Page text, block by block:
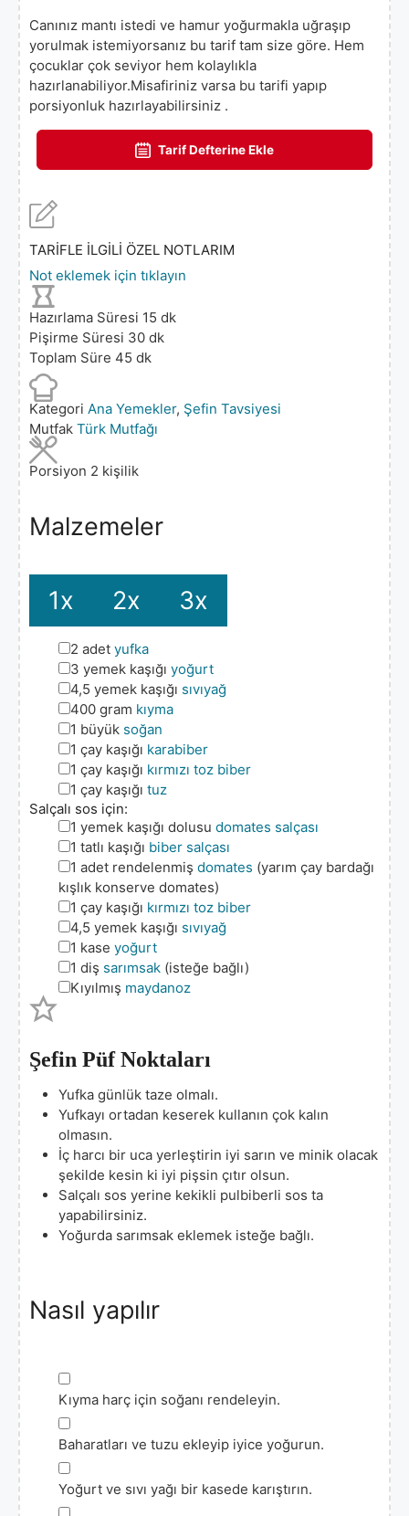
Canınız mantı istedi ve hamur yoğurmakla uğraşıp
yorulmak istemiyorsanız bu tarif tam size göre. Hem
çocuklar çok seviyor hem kolaylıkla
hazırlanabiliyor.Misafiriniz varsa bu tarifi yapıp
porsiyonluk hazırlayabilirsiniz .
Tarif Defterine Ekle
TARİFLE İLGİLİ ÖZEL NOTLARIM
Not eklemek için tıklayın
Hazırlama Süresi 15 dk
Pişirme Süresi 30 dk
Toplam Süre 45 dk
Kategori Ana Yemekler, Şefin Tavsiyesi
Mutfak Türk Mutfağı
Porsiyon 2 kişilik
Malzemeler
1x 2x 3x
▢
2 adet yufka
▢
3 yemek kaşığı yoğurt
▢
4,5 yemek kaşığı sıvıyağ
▢
400 gram kıyma
▢
1 büyük soğan
▢
1 çay kaşığı karabiber
▢
1 çay kaşığı kırmızı toz biber
▢
1 çay kaşığı tuz
Salçalı sos için:
▢
1 yemek kaşığı dolusu domates salçası
▢
1 tatlı kaşığı biber salçası
▢
1 adet rendelenmiş domates (yarım çay bardağı
kışlık konserve domates)
▢
1 çay kaşığı kırmızı toz biber
▢
4,5 yemek kaşığı sıvıyağ
▢
1 kase yoğurt
▢
1 diş sarımsak (isteğe bağlı)
▢
Kıyılmış maydanoz
Şefin Püf Noktaları
Yufka günlük taze olmalı.
Yufkayı ortadan keserek kullanın çok kalın
olmasın.
İç harcı bir uca yerleştirin iyi sarın ve minik olacak
şekilde kesin ki iyi pişsin çıtır olsun.
Salçalı sos yerine kekikli pulbiberli sos ta
yapabilirsiniz.
Yoğurda sarımsak eklemek isteğe bağlı.
Nasıl yapılır
▢
Kıyma harç için soğanı rendeleyin.
▢
Baharatları ve tuzu ekleyip iyice yoğurun.
▢
Yoğurt ve sıvı yağı bir kasede karıştırın.